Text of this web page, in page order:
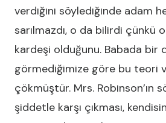
verdiğini söylediğinde adam
sarılmazdı, o da bilirdi çünkü o
kardeşi olduğunu. Babada bir
görmediğimize göre bu teori
çökmüştür. Mrs. Robinson’ın
şiddetle karşı çıkması,